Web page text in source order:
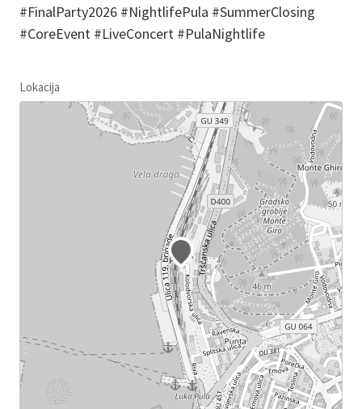
#FinalParty2026 #NightlifePula #SummerClosing
#CoreEvent #LiveConcert #PulaNightlife
Lokacija